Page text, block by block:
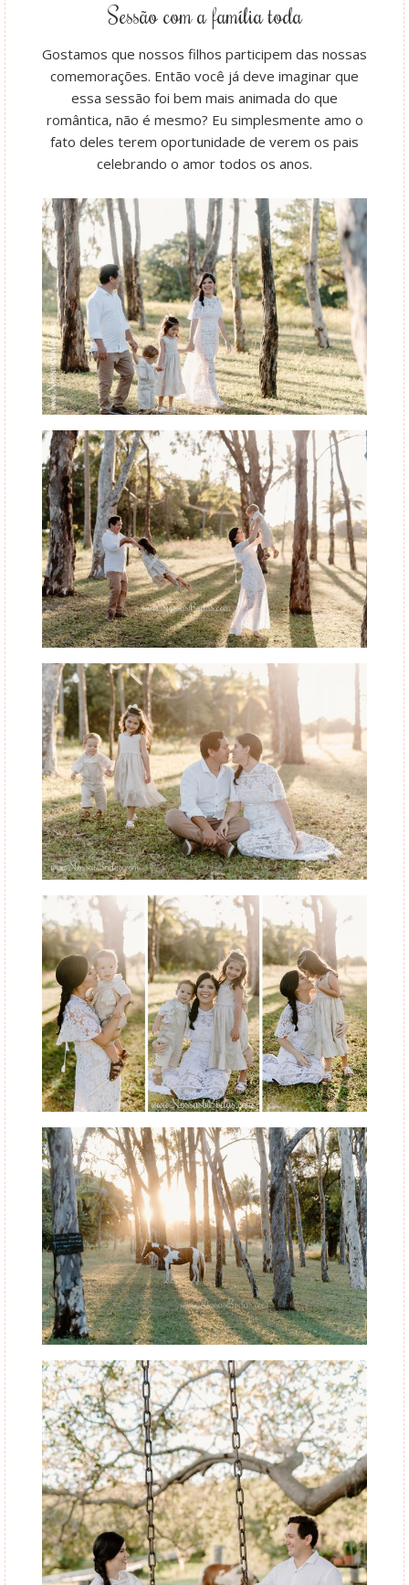
Sessão com a família toda
Gostamos que nossos filhos participem das nossas
comemorações. Então você já deve imaginar que
essa sessão foi bem mais animada do que
romântica, não é mesmo? Eu simplesmente amo o
fato deles terem oportunidade de verem os pais
celebrando o amor todos os anos.